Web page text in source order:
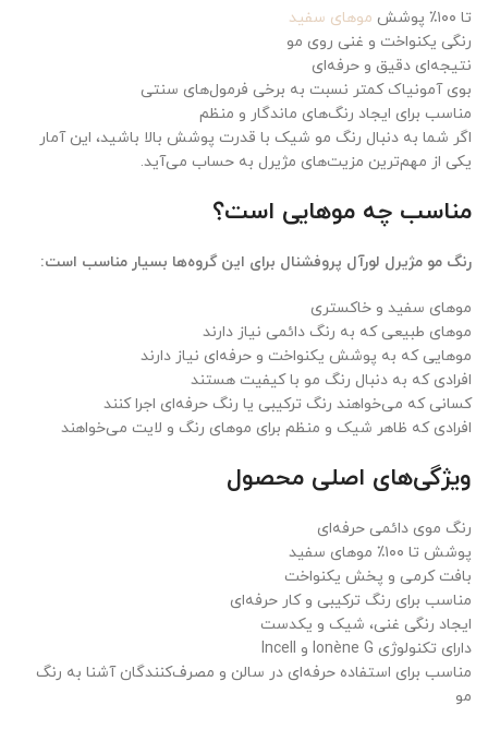
تا ۱۰۰٪ پوشش
موهای سفید
رنگی یکنواخت و غنی روی مو
نتیجه‌ای دقیق و حرفه‌ای
بوی آمونیاک کمتر نسبت به برخی فرمول‌های سنتی
مناسب برای ایجاد رنگ‌های ماندگار و منظم
اگر شما به دنبال رنگ مو شیک با قدرت پوشش بالا باشید، این آمار
یکی از مهم‌ترین مزیت‌های مژیرل به حساب می‌آید.
مناسب چه موهایی است؟
رنگ مو مژیرل لورآل پروفشنال برای این گروه‌ها بسیار مناسب است:
موهای سفید و خاکستری
موهای طبیعی که به رنگ دائمی نیاز دارند
موهایی که به پوشش یکنواخت و حرفه‌ای نیاز دارند
افرادی که به دنبال رنگ مو با کیفیت هستند
کسانی که می‌خواهند رنگ ترکیبی یا رنگ حرفه‌ای اجرا کنند
افرادی که ظاهر شیک و منظم برای موهای رنگ و لایت می‌خواهند
ویژگی‌های اصلی محصول
رنگ موی دائمی حرفه‌ای
پوشش تا ۱۰۰٪ موهای سفید
بافت کرمی و پخش یکنواخت
مناسب برای رنگ ترکیبی و کار حرفه‌ای
ایجاد رنگی غنی، شیک و یکدست
دارای تکنولوژی Ionène G و Incell
مناسب برای استفاده حرفه‌ای در سالن و مصرف‌کنندگان آشنا به رنگ
مو